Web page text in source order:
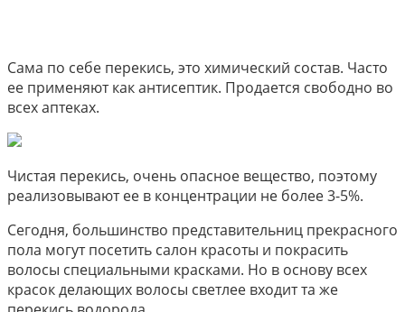
Сама по себе перекись, это химический состав. Часто
ее применяют как антисептик. Продается свободно во
всех аптеках.
Чистая перекись, очень опасное вещество, поэтому
реализовывают ее в концентрации не более 3-5%.
Сегодня, большинство представительниц прекрасного
пола могут посетить салон красоты и покрасить
волосы специальными красками. Но в основу всех
красок делающих волосы светлее входит та же